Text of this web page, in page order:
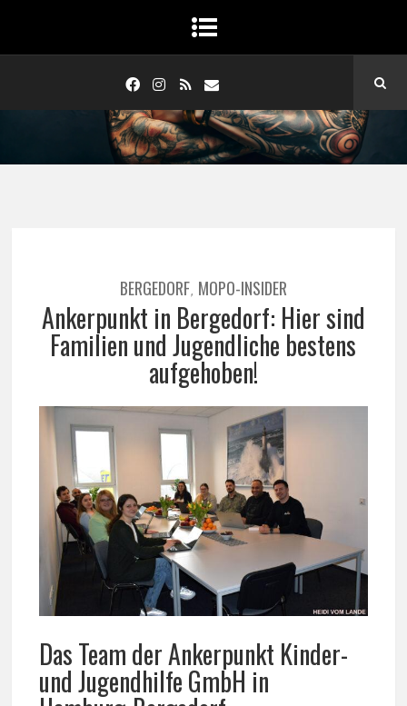
BERGEDORF, MOPO-INSIDER
Ankerpunkt in Bergedorf: Hier sind
Familien und Jugendliche bestens
aufgehoben!
Das Team der Ankerpunkt Kinder-
und Jugendhilfe GmbH in